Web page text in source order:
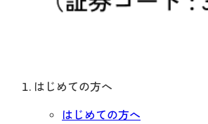
はじめての方へ
はじめての方へ